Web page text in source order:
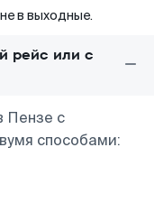
в выходные.
рейс или с
Пензе с
способами: